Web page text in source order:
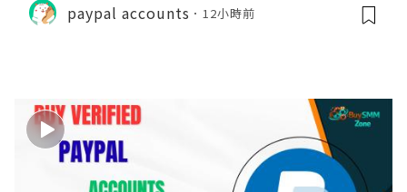
paypal accounts 12小時前